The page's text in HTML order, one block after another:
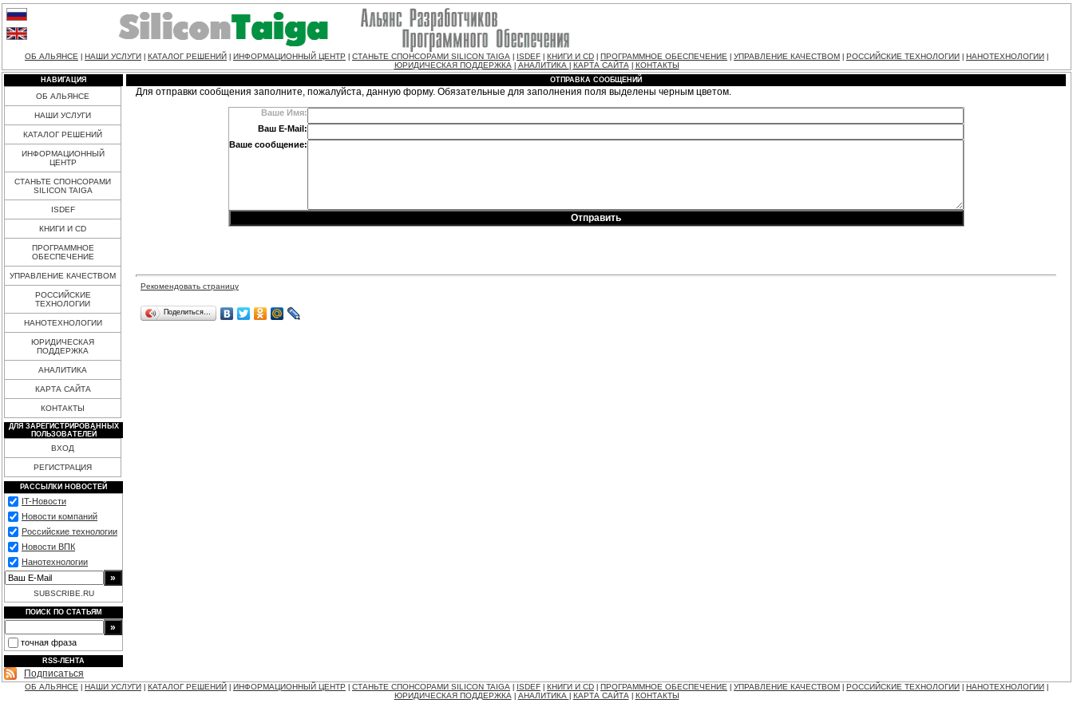
ОБ АЛЬЯНСЕ НАШИ УСЛУГИ КАТАЛОГ РЕШЕНИЙ ИНФОРМАЦИОННЫЙ ЦЕНТР СТАНЬТЕ СПОНСОРАМИ SILICON TAIGA ISDEF КНИГИ И CD ПРОГРАММНОЕ ОБЕСПЕЧЕНИЕ УПРАВЛЕНИЕ КАЧЕСТВОМ РОССИЙСКИЕ ТЕХНОЛОГИИ НАНОТЕХНОЛОГИИ
ЮРИДИЧЕСКАЯ ПОДДЕРЖКА| АНАЛИТИКА КАРТА САЙТА| КОНТАКТЫ
НАВИГАЦИЯ
ОБ АЛЬЯНСЕ
НАШИ УСЛУГИ
КАТАЛОГ РЕШЕНИЙ
ИНФОРМАЦИОННЫЙ
ЦЕНТР
СТАНЬТЕ СПОНСОРАМИ
SILICON TAIGA
ISDEF
КНИГИ И CD
ПРОГРАММНОЕ
ОБЕСПЕЧЕНИЕ
УПРАВЛЕНИЕ КАЧЕСТВОМ
РОССИЙСКИЕ
ТЕХНОЛОГИИ
НАНОТЕХНОЛОГИИ
ЮРИДИЧЕСКАЯ
ПОДДЕРЖКА
АНАЛИТИКА
КАРТА САЙТА
КОНТАКТЫ
ДЛЯ ЗАРЕГИСТРИРОВАННЫХ
ПОЛЬЗОВАТЕЛЕЙ
ВХОД
РЕГИСТРАЦИЯ
РАССЫЛКИ НОВОСТЕЙ
IT-Новости
Новости компаний
Российские технологии
Новости ВПК
Нанотехнологии
SUBSCRIBE.RU
ПОИСК ПО СТАТЬЯМ
точная фраза
RSS-ЛЕНТА
Подписаться
ОТПРАВКА СООБЩЕНИЙ
Для отправки сообщения заполните, пожалуйста, данную форму. Обязательные для заполнения поля выделены черным цветом.
Ваше Имя:
Ваш E-Mail:
Ваше сообщение:
Рекомендовать страницу
Поделиться…
ОБ АЛЬЯНСЕ НАШИ УСЛУГИ КАТАЛОГ РЕШЕНИЙ ИНФОРМАЦИОННЫЙ ЦЕНТР СТАНЬТЕ СПОНСОРАМИ SILICON TAIGA ISDEF КНИГИ И CD ПРОГРАММНОЕ ОБЕСПЕЧЕНИЕ УПРАВЛЕНИЕ КАЧЕСТВОМ РОССИЙСКИЕ ТЕХНОЛОГИИ НАНОТЕХНОЛОГИИ
ЮРИДИЧЕСКАЯ ПОДДЕРЖКА| АНАЛИТИКА КАРТА САЙТА| КОНТАКТЫ